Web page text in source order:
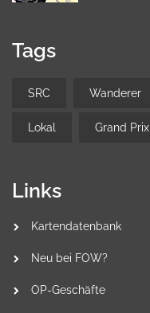
Tags
SRC Wanderer
Lokal Grand Prix
Links
Kartendatenbank
Neu bei FOW?
OP-Geschäfte